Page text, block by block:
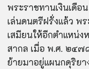
พระราชทานเงินเดือ
เล่นดนตรีฝรั่งแล้ว พ
เสมียนให้อีกตำแหน่
สากล เมื่อ พ.ศ. ๒๔
ย้ายมาอยู่แผนกดุริย